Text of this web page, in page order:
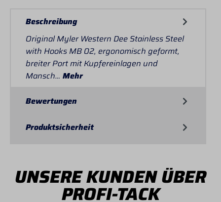
Beschreibung
Original Myler Western Dee Stainless Steel
with Hooks MB 02, ergonomisch geformt,
breiter Port mit Kupfereinlagen und
Mansch… Mehr
Bewertungen
Produktsicherheit
UNSERE KUNDEN ÜBER
PROFI-TACK